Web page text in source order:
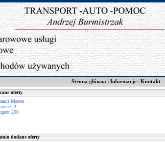
Strona główna | Informacje | Kontakt
oferty
Master
C3
208
dodane oferty